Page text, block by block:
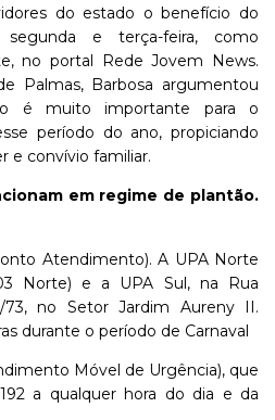
do estado o benefício do
e terça-feira, como
no portal Rede Jovem News.
Palmas, Barbosa argumentou
é muito importante para o
período do ano, propiciando
e convívio familiar.
em regime de plantão.
Atendimento). A UPA Norte
Norte) e a UPA Sul, na Rua
73, no Setor Jardim Aureny II.
durante o período de Carnaval
Móvel de Urgência), que
a qualquer hora do dia e da